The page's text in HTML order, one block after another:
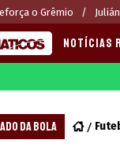
o Grêmio
Melhores
Últimas
NOTÍCIAS
DA BOLA